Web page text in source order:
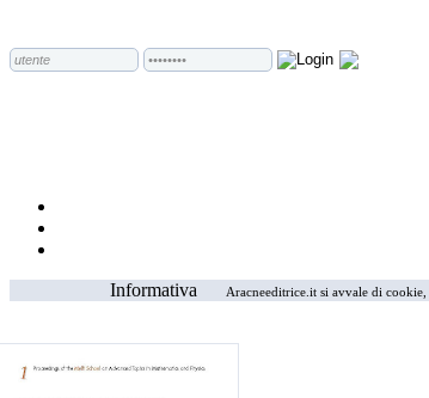
Informativa
Aracneeditrice.it si avvale di